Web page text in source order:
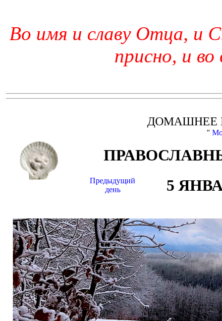
Во имя и славу Отца, и
присно, и во
ДОМАШНЕЕ
"
Предыдущий
день
5